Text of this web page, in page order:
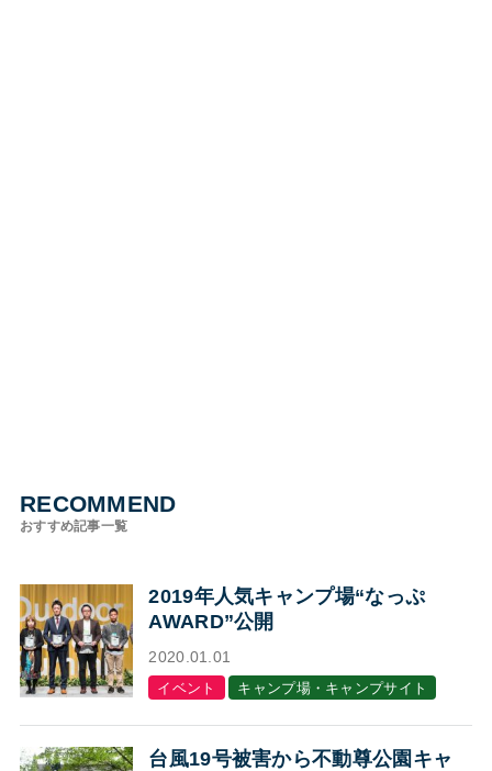
RECOMMEND
おすすめ記事一覧
2019年人気キャンプ場“なっぷ
AWARD”公開
2020.01.01
イベント キャンプ場・キャンプサイト
台風19号被害から不動尊公園キャ